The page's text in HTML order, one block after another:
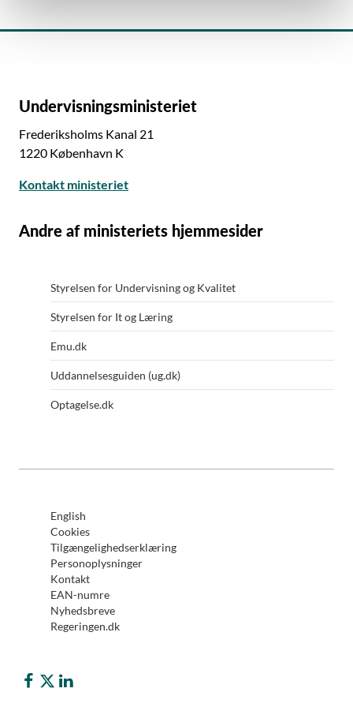
Undervisningsministeriet
Frederiksholms Kanal 21
1220 København K
Kontakt ministeriet
Andre af ministeriets hjemmesider
Styrelsen for Undervisning og Kvalitet
Styrelsen for It og Læring
Emu.dk
Uddannelsesguiden (ug.dk)
Optagelse.dk
English
Cookies
Tilgængelighedserklæring
Personoplysninger
Kontakt
EAN-numre
Nyhedsbreve
Regeringen.dk
Børne- og Undervisningsministeriet på Facebook
Børne- og Undervisningsministeriet på Twitter (X)
Børne- og Undervisningsministeriet på LinkedIn